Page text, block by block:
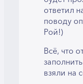
ответил
поводу
Рой!)
Всё, что
взяли на